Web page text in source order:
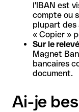
l'IBAN est
compte ou
plupart des
« Copier »
Sur le
Magnet
bancaires
document.
Ai-je